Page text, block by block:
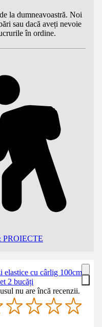
la dumneavoastră. Noi
sau dacă aveți nevoie
în ordine.
elastice cu cârlig 100cm,
2 bucăți
nu are încă recenzii.